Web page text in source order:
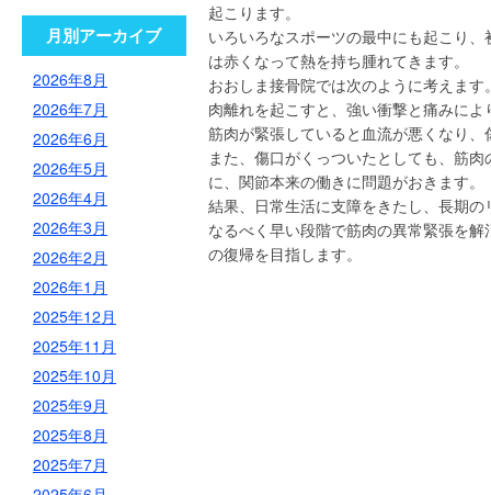
起こります。
いろいろなスポーツの最中にも起こり
は赤くなって熱を持ち腫れてきます。
おおしま接骨院では次のように考えます
肉離れを起こすと、強い衝撃と痛みに
筋肉が緊張していると血流が悪くなり
また、傷口がくっついたとしても、筋
に、関節本来の働きに問題がおきます。
結果、日常生活に支障をきたし、長期
なるべく早い段階で筋肉の異常緊張を
の復帰を目指します。
月別アーカイブ
2026年8月
2026年7月
2026年6月
2026年5月
2026年4月
2026年3月
2026年2月
2026年1月
2025年12月
2025年11月
2025年10月
2025年9月
2025年8月
2025年7月